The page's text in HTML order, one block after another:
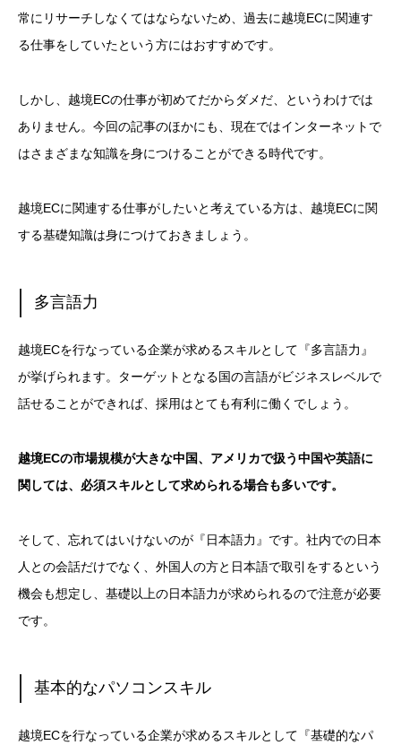
常にリサーチしなくてはならないため、過去に越境ECに関連す
る仕事をしていたという方にはおすすめです。
しかし、越境ECの仕事が初めてだからダメだ、というわけでは
ありません。今回の記事のほかにも、現在ではインターネットで
はさまざまな知識を身につけることができる時代です。
越境ECに関連する仕事がしたいと考えている方は、越境ECに関
する基礎知識は身につけておきましょう。
多言語力
越境ECを行なっている企業が求めるスキルとして『多言語力』
が挙げられます。ターゲットとなる国の言語がビジネスレベルで
話せることができれば、採用はとても有利に働くでしょう。
越境ECの市場規模が大きな中国、アメリカで扱う中国や英語に
関しては、必須スキルとして求められる場合も多いです。
そして、忘れてはいけないのが『日本語力』です。社内での日本
人との会話だけでなく、外国人の方と日本語で取引をするという
機会も想定し、基礎以上の日本語力が求められるので注意が必要
です。
基本的なパソコンスキル
越境ECを行なっている企業が求めるスキルとして『基礎的なパ